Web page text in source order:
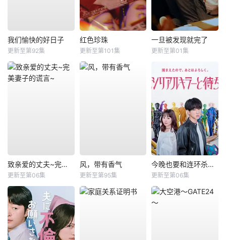
我们愉快的好日子
更新至第92集
红色珍珠
更新至第101集
一旦被发现就完了
更新至第01集
致亲爱的丈夫~完美妻子的谎言~
更新至第06集
风，带有香气
更新至第95集
今晚也要和连环杀手约会
更新至第06集